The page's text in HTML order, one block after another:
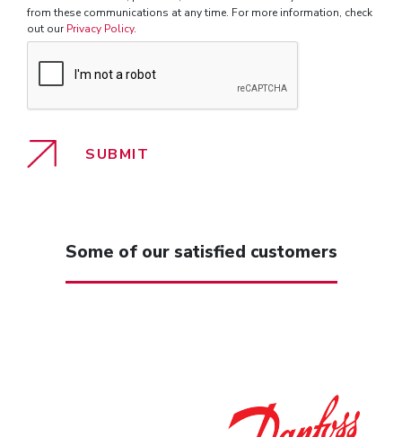
from these communications at any time. For more information, check
out ourPrivacy Policy.
Some of our satisfied customers